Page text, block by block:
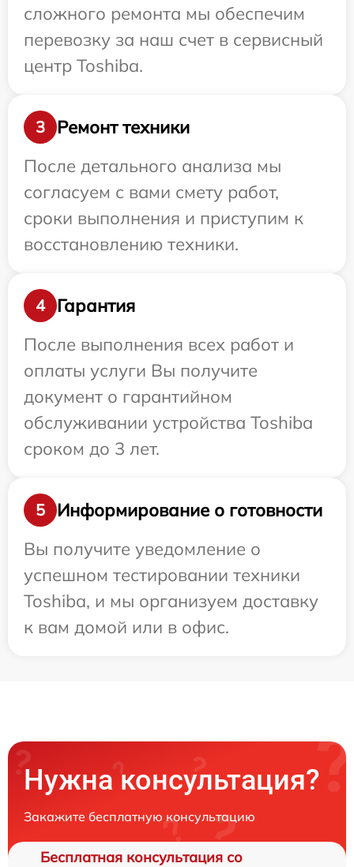
сложного ремонта мы обеспечим
перевозку за наш счет в сервисный
центр Toshiba.
3
Ремонт техники
После детального анализа мы
согласуем с вами смету работ,
сроки выполнения и приступим к
восстановлению техники.
4
Гарантия
После выполнения всех работ и
оплаты услуги Вы получите
документ о гарантийном
обслуживании устройства Toshiba
сроком до 3 лет.
5
Информирование о готовности
Вы получите уведомление о
успешном тестировании техники
Toshiba, и мы организуем доставку
к вам домой или в офис.
Нужна консультация?
Закажите бесплатную консультацию
Бесплатная консультация со